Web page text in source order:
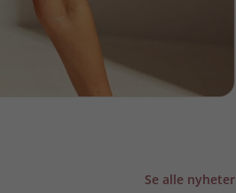
Se alle nyheter